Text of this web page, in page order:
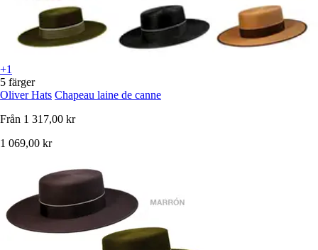
+1
5 färger
Oliver Hats Chapeau laine de canne
Från 1 317,00 kr
1 069,00 kr